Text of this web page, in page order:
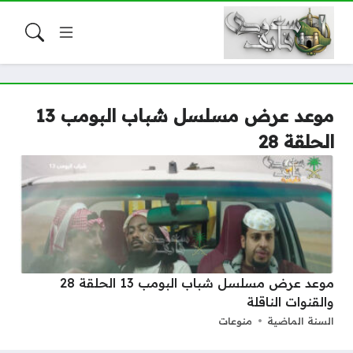
موعد عرض مسلسل شباب البومب 13
الحلقة 28
موعد عرض مسلسل شباب البومب 13 الحلقة 28
والقنوات الناقلة
السنة الماضية منوعات